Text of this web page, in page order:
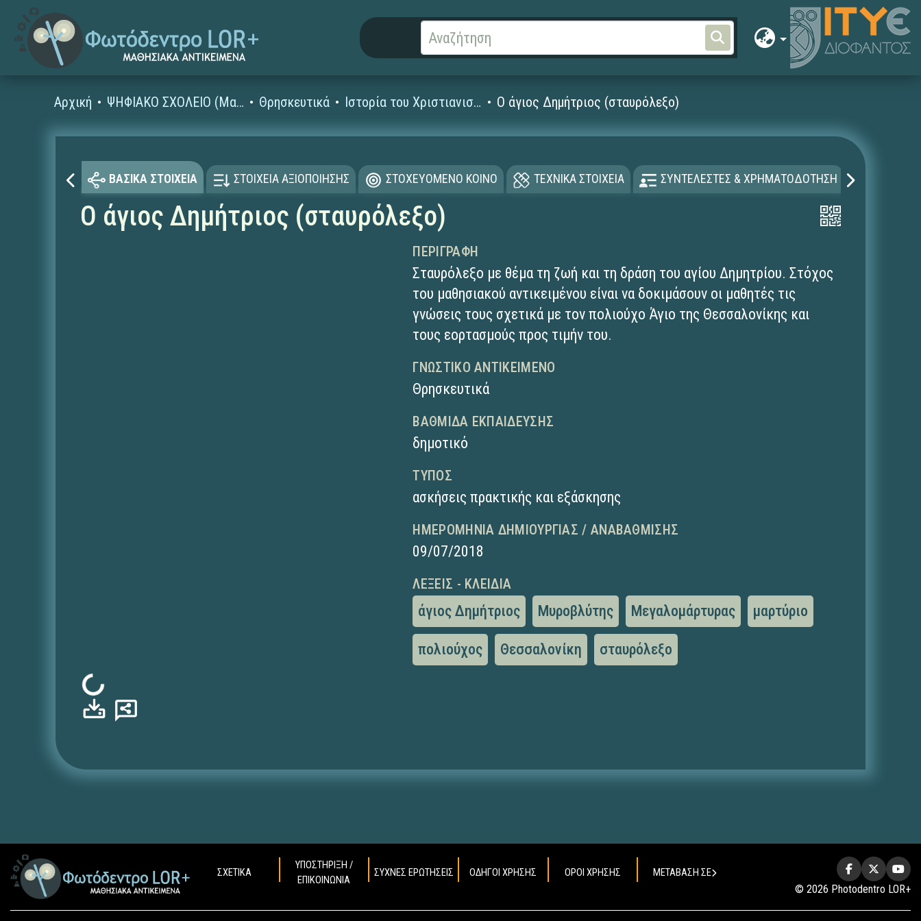
Αρχική ΨΗΦΙΑΚΟ ΣΧΟΛΕΙΟ (Μαθησιακά Αντικείμενα) Θρησκευτικά Ιστορία του Χριστιανισμού Ο άγιος Δημήτριος (σταυρόλεξο)
ΒΑΣΙΚΑ ΣΤΟΙΧΕΙΑ ΣΤΟΙΧΕΙΑ ΑΞΙΟΠΟΙΗΣΗΣ ΣΤΟΧΕΥΟΜΕΝΟ ΚΟΙΝΟ ΤΕΧΝΙΚΑ ΣΤΟΙΧΕΙΑ ΣΥΝΤΕΛΕΣΤΕΣ & ΧΡΗΜΑΤΟΔΟΤΗΣΗ
Ο άγιος Δημήτριος (σταυρόλεξο)
Φόρτωση...
ΠΕΡΙΓΡΑΦΉ
Σταυρόλεξο με θέμα τη ζωή και τη δράση του αγίου Δημητρίου. Στόχος
του μαθησιακού αντικειμένου είναι να δοκιμάσουν οι μαθητές τις
γνώσεις τους σχετικά με τον πολιούχο Άγιο της Θεσσαλονίκης και
τους εορτασμούς προς τιμήν του.
ΓΝΩΣΤΙΚΌ ΑΝΤΙΚΕΊΜΕΝΟ
Θρησκευτικά
ΒΑΘΜΊΔΑ ΕΚΠΑΊΔΕΥΣΗΣ
δημοτικό
ΤΎΠΟΣ
ασκήσεις πρακτικής και εξάσκησης
ΗΜΕΡΟΜΗΝΊΑ ΔΗΜΙΟΥΡΓΊΑΣ / ΑΝΑΒΆΘΜΙΣΗΣ
09/07/2018
ΛΈΞΕΙΣ - ΚΛΕΙΔΙΆ
άγιος Δημήτριος Μυροβλύτης Μεγαλομάρτυρας μαρτύριο
πολιούχος Θεσσαλονίκη σταυρόλεξο
ΣΧΕΤΙΚΑ
ΥΠΟΣΤΗΡΙΞΗ /
ΕΠΙΚΟΙΝΩΝΙΑ
ΣΥΧΝΕΣ ΕΡΩΤΗΣΕΙΣ ΟΔΗΓΟΙ ΧΡΗΣΗΣ ΟΡΟΙ ΧΡΗΣΗΣ ΜΕΤΑΒΑΣΗ ΣΕ
© 2026 Photodentro LOR+